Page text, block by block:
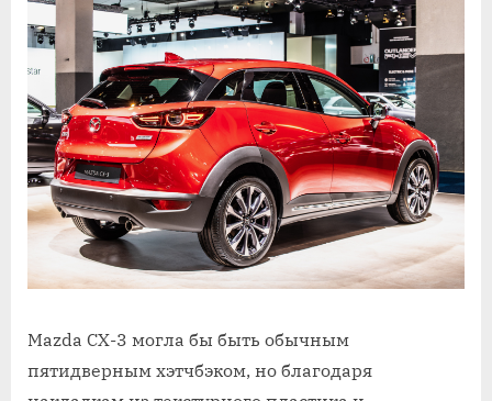
Mazda СХ-3 могла бы быть обычным
пятидверным хэтчбэком, но благодаря